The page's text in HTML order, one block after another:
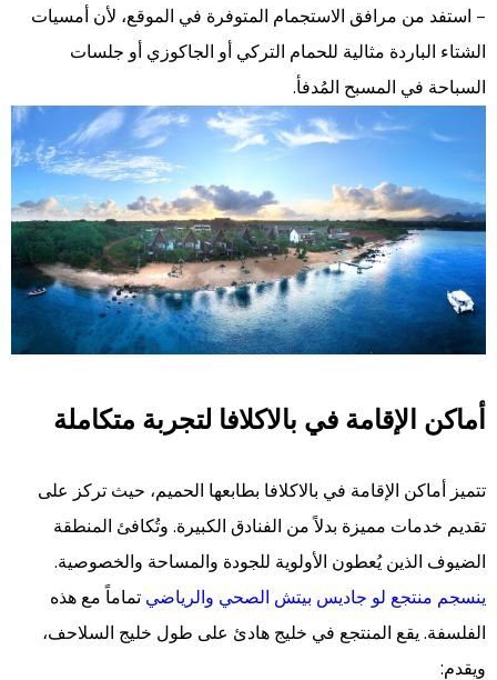
– استفد من مرافق الاستجمام المتوفرة في الموقع، لأن أمسيات
الشتاء الباردة مثالية للحمام التركي أو الجاكوزي أو جلسات
السباحة في المسبح المُدفأ.
أماكن الإقامة في بالاكلافا لتجربة متكاملة
تتميز أماكن الإقامة في بالاكلافا بطابعها الحميم، حيث تركز على
تقديم خدمات مميزة بدلاً من الفنادق الكبيرة. وتُكافئ المنطقة
الضيوف الذين يُعطون الأولوية للجودة والمساحة والخصوصية.
ينسجم منتجع لو جاديس بيتش الصحي والرياضي تماماً مع هذه
الفلسفة. يقع المنتجع في خليج هادئ على طول خليج السلاحف،
ويقدم: